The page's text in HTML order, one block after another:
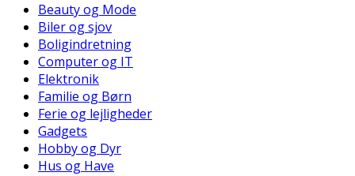
Beauty og Mode
Biler og sjov
Boligindretning
Computer og IT
Elektronik
Familie og Børn
Ferie og lejligheder
Gadgets
Hobby og Dyr
Hus og Have